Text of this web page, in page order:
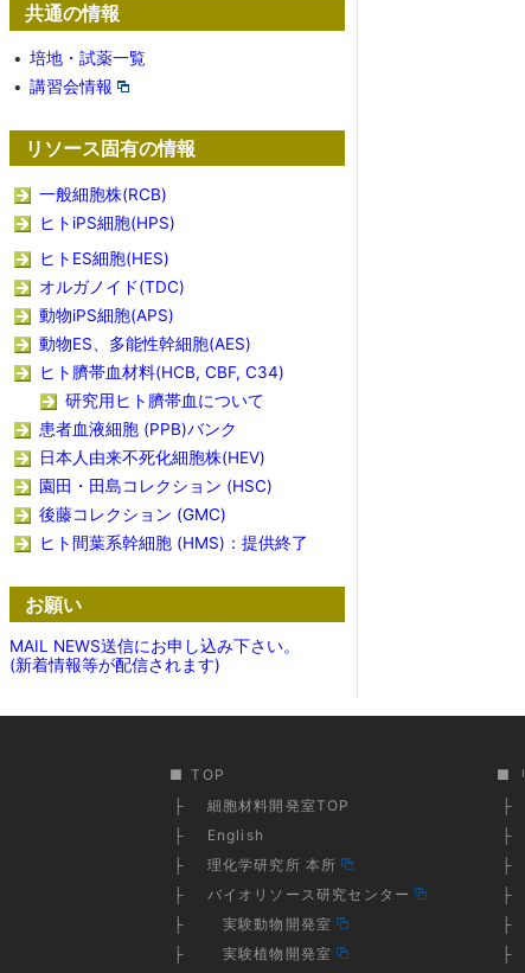
共通の情報
• 培地・試薬一覧
• 講習会情報
リソース固有の情報
一般細胞株(RCB)
ヒトiPS細胞(HPS)
ヒトES細胞(HES)
オルガノイド(TDC)
動物iPS細胞(APS)
動物ES、多能性幹細胞(AES)
ヒト臍帯血材料(HCB, CBF, C34)
研究用ヒト臍帯血について
患者血液細胞 (PPB)バンク
日本人由来不死化細胞株(HEV)
園田・田島コレクション (HSC)
後藤コレクション (GMC)
ヒト間葉系幹細胞 (HMS)：提供終了
お願い
MAIL NEWS送信にお申し込み下さい。
(新着情報等が配信されます)
TOP
細胞材料開発室TOP
English
理化学研究所 本所
バイオリソース研究センター
実験動物開発室
実験植物開発室